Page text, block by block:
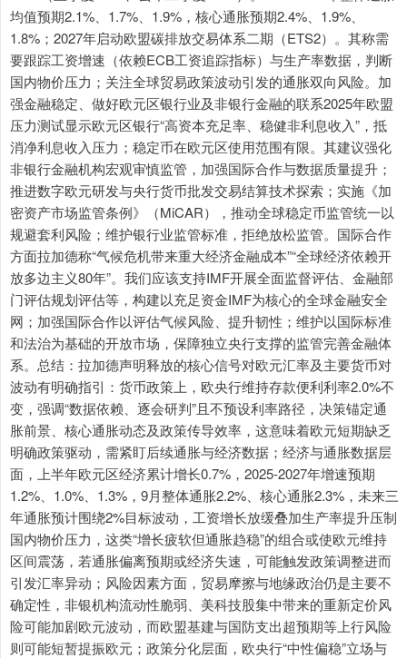
均值预期2.1%、1.7%、1.9%，核心通胀预期2.4%、1.9%、
1.8%；2027年启动欧盟碳排放交易体系二期（ETS2）。其称需
要跟踪工资增速（依赖ECB工资追踪指标）与生产率数据，判断
国内物价压力；关注全球贸易政策波动引发的通胀双向风险。加
强金融稳定、做好欧元区银行业及非银行金融的联系2025年欧盟
压力测试显示欧元区银行“高资本充足率、稳健非利息收入”，抵
消净利息收入压力；稳定币在欧元区使用范围有限。其建议强化
非银行金融机构宏观审慎监管，加强国际合作与数据质量提升；
推进数字欧元研发与央行货币批发交易结算技术探索；实施《加
密资产市场监管条例》（MiCAR），推动全球稳定币监管统一以
规避套利风险；维护银行业监管标准，拒绝放松监管。国际合作
方面拉加德称“气候危机带来重大经济金融成本”“全球经济依赖开
放多边主义80年”。我们应该支持IMF开展全面监督评估、金融部
门评估规划评估等，构建以充足资金IMF为核心的全球金融安全
网；加强国际合作以评估气候风险、提升韧性；维护以国际标准
和法治为基础的开放市场，保障独立央行支撑的监管完善金融体
系。总结：拉加德声明释放的核心信号对欧元汇率及主要货币对
波动有明确指引：货币政策上，欧央行维持存款便利利率2.0%不
变，强调“数据依赖、逐会研判”且不预设利率路径，决策锚定通
胀前景、核心通胀动态及政策传导效率，这意味着欧元短期缺乏
明确政策驱动，需紧盯后续通胀与经济数据；经济与通胀数据层
面，上半年欧元区经济累计增长0.7%，2025-2027年增速预期
1.2%、1.0%、1.3%，9月整体通胀2.2%、核心通胀2.3%，未来三
年通胀预计围绕2%目标波动，工资增长放缓叠加生产率提升压制
国内物价压力，这类“增长疲软但通胀趋稳”的组合或使欧元维持
区间震荡，若通胀偏离预期或经济失速，可能触发政策调整进而
引发汇率异动；风险因素方面，贸易摩擦与地缘政治仍是主要不
确定性，非银机构流动性脆弱、美科技股集中带来的重新定价风
险可能加剧欧元波动，而欧盟基建与国防支出超预期等上行风险
则可能短暂提振欧元；政策分化层面，欧央行“中性偏稳”立场与